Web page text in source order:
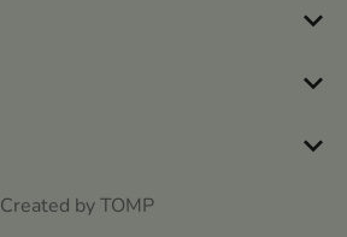
keyboard_arrow_down
keyboard_arrow_down
keyboard_arrow_down
Created by TOMP